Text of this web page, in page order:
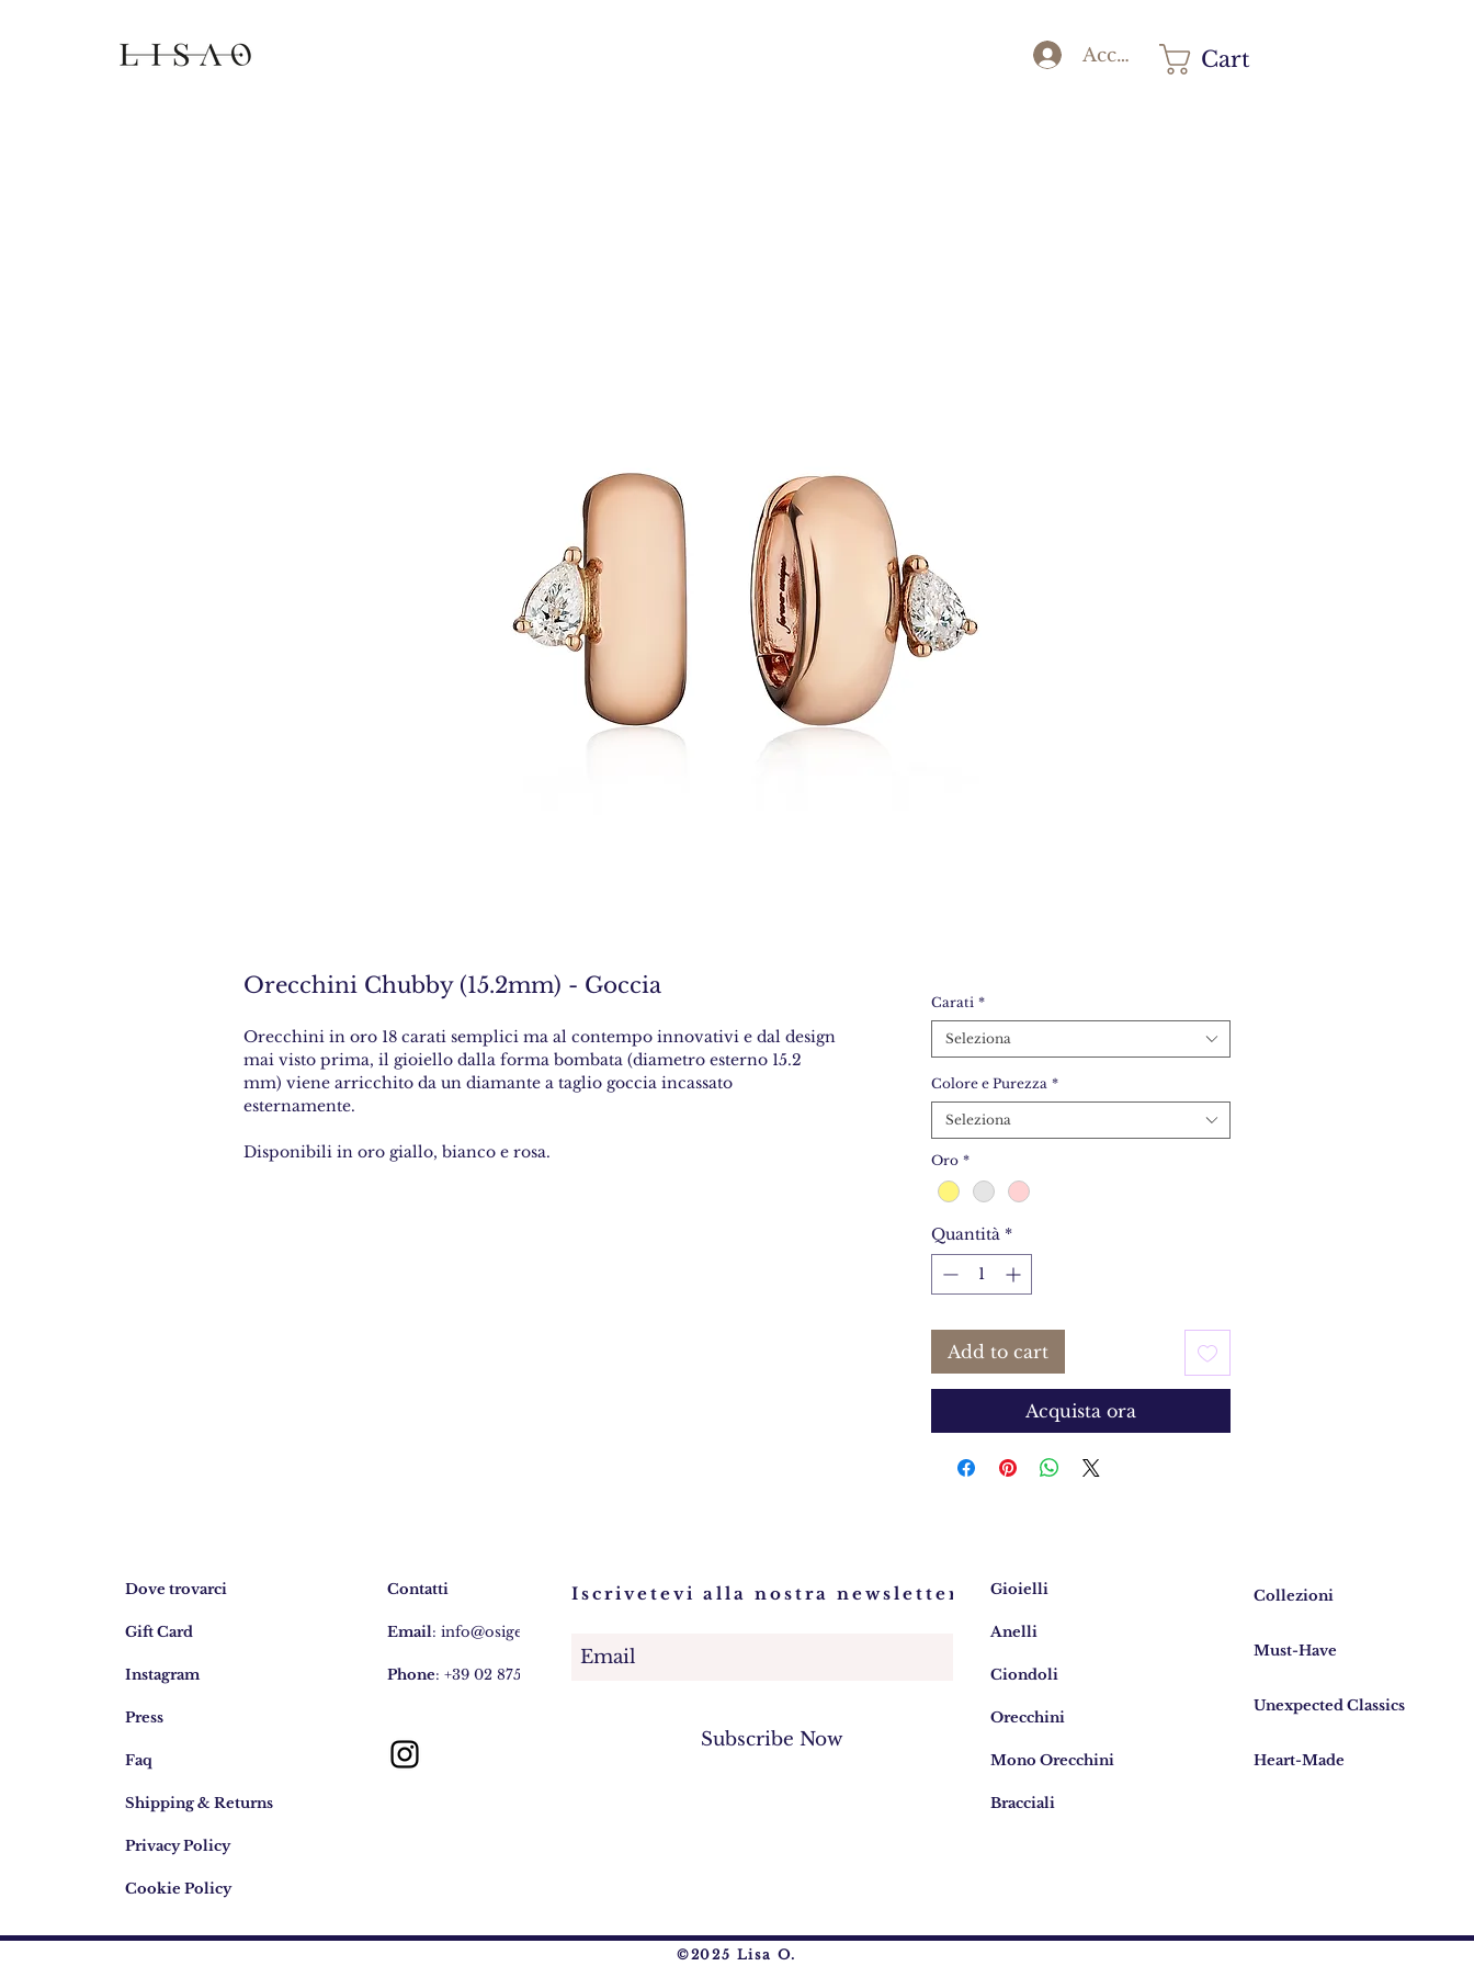
Accedi Cart
Orecchini Chubby (15.2mm) - Goccia
Orecchini in oro 18 carati semplici ma al contempo innovativi e dal design
mai visto prima, il gioiello dalla forma bombata (diametro esterno 15.2
mm) viene arricchito da un diamante a taglio goccia incassato
esternamente.
Disponibili in oro giallo, bianco e rosa.
Carati *
Seleziona
Colore e Purezza *
Seleziona
Oro *
Quantità *
Add to cart
Acquista ora
Dove trovarci
Gift Card
Instagram
Press
Faq
Shipping & Returns
Privacy Policy
Cookie Policy
Contatti
Email: info@osigem.com
Phone: +39 02 875745
Iscrivetevi alla nostra newsletter!
Subscribe Now
Gioielli
Anelli
Ciondoli
Orecchini
Mono Orecchini
Bracciali
Collezioni
Must-Have
Unexpected Classics
Heart-Made
©2025 Lisa O.